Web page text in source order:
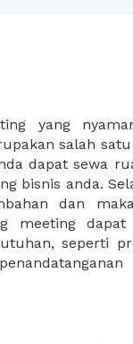
yang
salah
dapat sewa
bisnis anda.
dan
meeting
seperti
dapat diatur
pilih
yang
di XWORK